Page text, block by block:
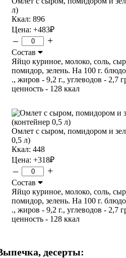
л)
Ккал: 896
Цена: +483₽
– +
Состав
Яйцо куриное, молоко, соль,
помидор, зелень. На 100 г.
., жиров - 9,2 г., углеводов - 2,7
ценность - 128 ккал
Омлет с сыром, помидором и
0,5 л)
Ккал: 448
Цена: +318₽
– +
Состав
Яйцо куриное, молоко, соль,
помидор, зелень. На 100 г.
., жиров - 9,2 г., углеводов - 2,7
ценность - 128 ккал
десерты: